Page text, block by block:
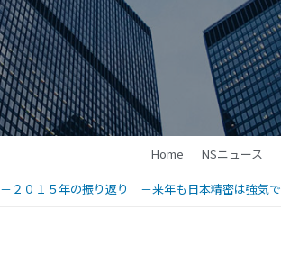
Home NSニュース
－２０１５年の振り返り －来年も日本精密は強気で